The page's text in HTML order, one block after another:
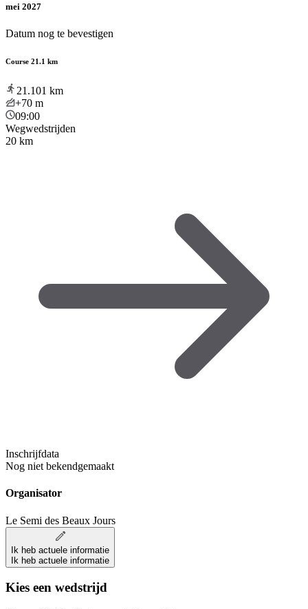
mei 2027
Datum nog te bevestigen
Course 21.1 km
21.101 km
+70 m
09:00
Wegwedstrijden
20 km
Inschrijfdata
Nog niet bekendgemaakt
Organisator
Le Semi des Beaux Jours
Ik heb actuele informatie
Ik heb actuele informatie
Kies een wedstrijd